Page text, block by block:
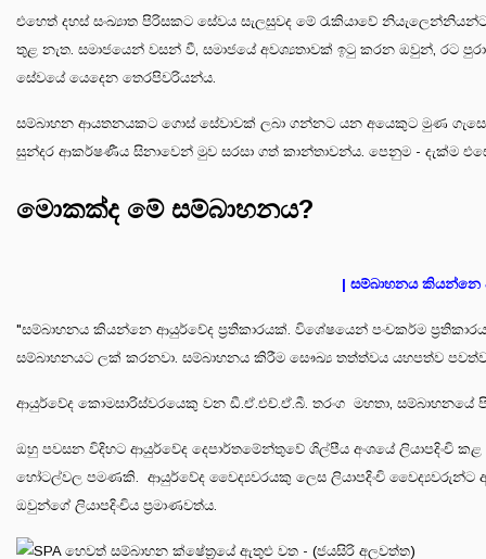
එහෙත් දහස් සංඛ්‍යාත පිරිසකට සේවය සැලසුවද මේ රැකියාවේ
තුළ නැත. සමාජයෙන් වසන් වී, සමාජයේ අවශ්‍යතාවක් ඉටු කරන ඔවුන්, රට
සේවයේ යෙදෙන තෙරපිවරියන්ය.
සම්බාහන ආයතනයකට ගොස් සේවාවක් ලබා ගන්නට යන අයෙකුට මුණ
සුන්දර ආකර්ෂණීය සිනාවෙන් මුව සරසා ගත් කාන්තාවන්ය. පෙනුම - දැක්ම
මොකක්ද මේ සම්බාහනය?
| සම්බාහනය කියන්නෙ
"සම්බාහනය කියන්නෙ ආයුර්වේද ප්‍රතිකාරයක්‍. විශේෂයෙන් පංචකර්ම
සම්බාහනයට ලක් කරනවා. සම්බාහනය කිරීම සෞඛ්‍ය තත්ත්වය යහපත්ව
ආයුර්වේද කොමසාරිස්වරයෙකු වන ඩී.ඒ.එච්.ඒ.බී. තරංග මහතා, සම්බාහනයේ
ඔහු පවසන විදිහට ආයුර්වේද දෙපාර්තමේන්තුවේ ශිල්පීය අංශයේ ලියාපදිංචි
හෝටල්වල පමණකි. ආයුර්වේද වෛද්‍යවරයකු ලෙස ලියාපදිංචි වෛද්‍යවරුන්ට
ඔවුන්ගේ ලියාපදිංචිය ප්‍රමාණවත්ය.